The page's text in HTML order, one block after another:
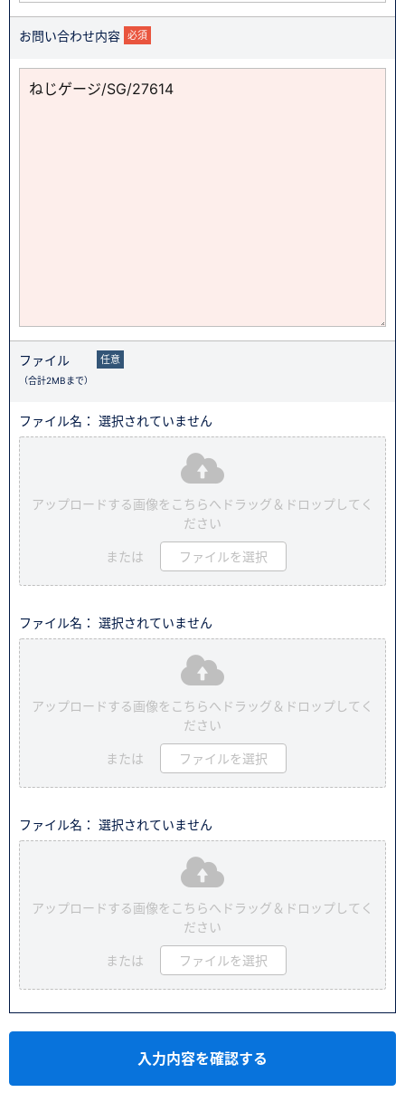
お問い合わせ内容 必須
ファイル
（合計2MBまで）
任意
ファイル名： 選択されていません
アップロードする画像をこちらへドラッグ＆ドロップしてく
ださい
または ファイルを選択
ファイル名： 選択されていません
アップロードする画像をこちらへドラッグ＆ドロップしてく
ださい
または ファイルを選択
ファイル名： 選択されていません
アップロードする画像をこちらへドラッグ＆ドロップしてく
ださい
または ファイルを選択
入力内容を確認する